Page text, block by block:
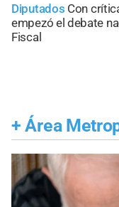
Diputados Con
empezó el debate
Fiscal
+ Área